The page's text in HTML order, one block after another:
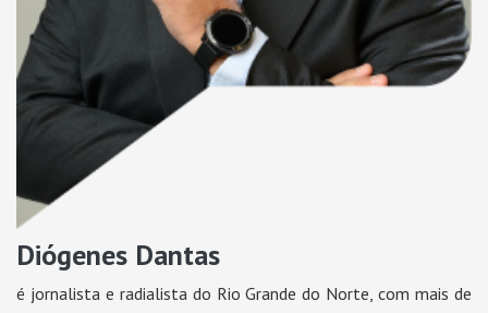
Diógenes Dantas
é jornalista e radialista do Rio Grande do Norte, com mais de